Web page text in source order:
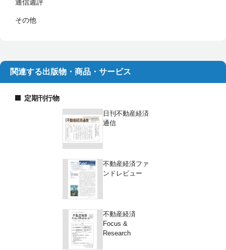
通信週評
その他
関連する出版物・商品・サービス
定期刊行物
日刊不動産経済
通信
不動産経済ファ
ンドレビュー
不動産経済
Focus &
Research